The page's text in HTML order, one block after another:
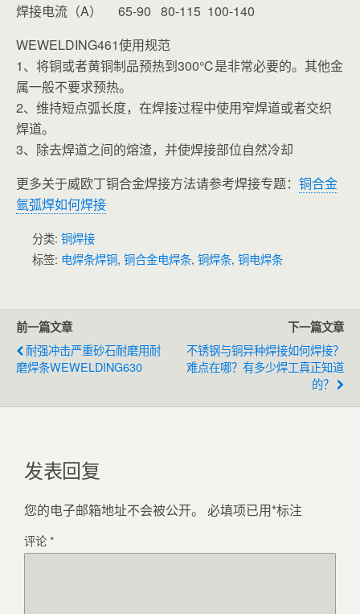
焊接电流（A） 65-90 80-115 100-140
WEWELDING461使用规范
1、将铜或者黄铜制品预热到300℃是非常必要的。其他金
属一般不要求预热。
2、维持短点弧长度，在焊接过程中使用窄焊道或者交织
焊道。
3、除去焊道之间的熔渣，并使焊接部位自然冷却
更多关于威欧丁铜合金焊接方法请参考焊接专题： 铜合金
氩弧焊如何焊接
分类: 铜焊接
标签: 电焊条焊铜, 铜合金电焊条, 铜焊条, 铜电焊条
前一篇文章
耐强冲击严重砂石耐磨用耐
磨焊条WEWELDING630
下一篇文章
不锈钢与铜异种焊接如何焊接？
难点在哪？有多少焊工真正知道
的？
发表回复
您的电子邮箱地址不会被公开。 必填项已用*标注
评论*